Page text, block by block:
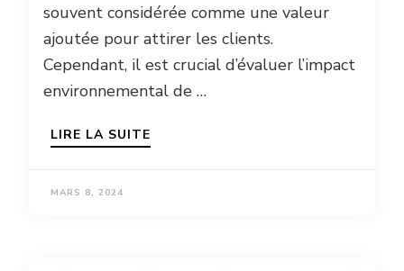
souvent considérée comme une valeur
ajoutée pour attirer les clients.
Cependant, il est crucial d’évaluer l’impact
environnemental de …
LIRE LA SUITE
MARS 8, 2024